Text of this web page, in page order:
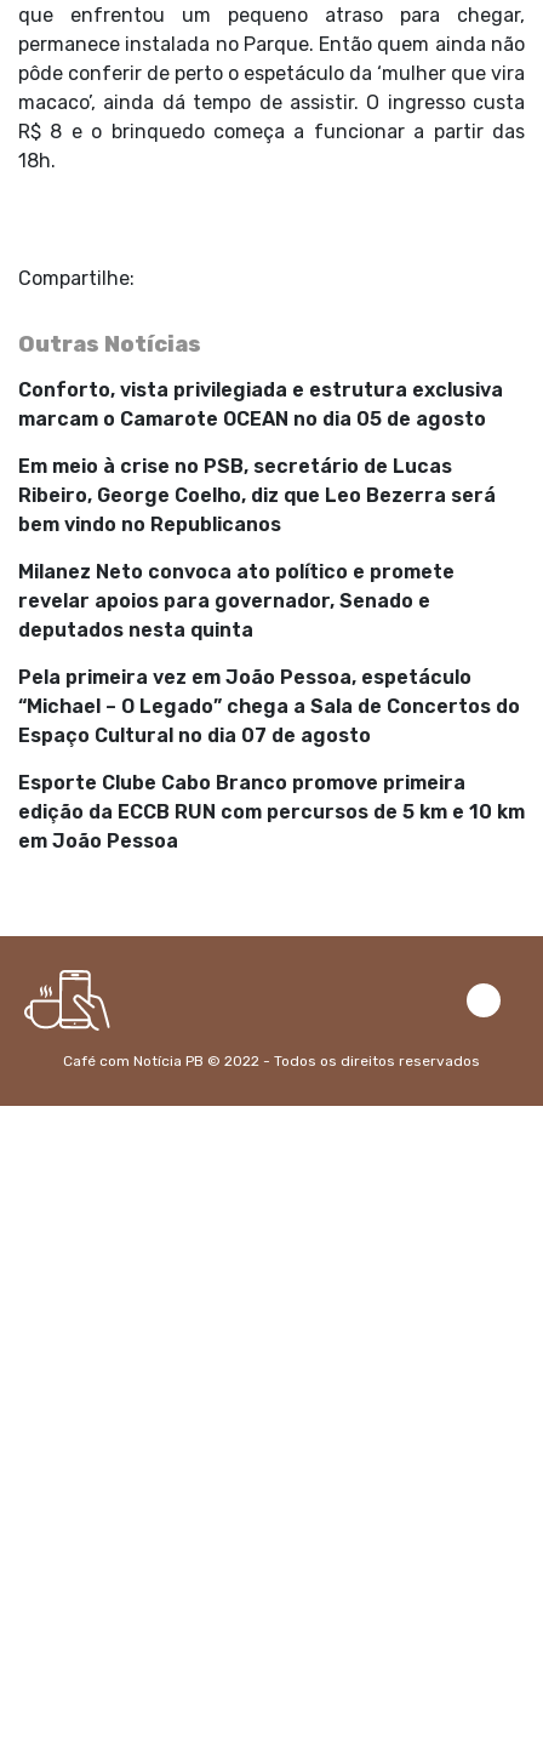
que enfrentou um pequeno atraso para chegar,
permanece instalada no Parque. Então quem ainda não
pôde conferir de perto o espetáculo da ‘mulher que vira
macaco’, ainda dá tempo de assistir. O ingresso custa
R$ 8 e o brinquedo começa a funcionar a partir das
18h.
Compartilhe:
Outras Notícias
Conforto, vista privilegiada e estrutura exclusiva
marcam o Camarote OCEAN no dia 05 de agosto
Em meio à crise no PSB, secretário de Lucas
Ribeiro, George Coelho, diz que Leo Bezerra será
bem vindo no Republicanos
Milanez Neto convoca ato político e promete
revelar apoios para governador, Senado e
deputados nesta quinta
Pela primeira vez em João Pessoa, espetáculo
“Michael – O Legado” chega a Sala de Concertos do
Espaço Cultural no dia 07 de agosto
Esporte Clube Cabo Branco promove primeira
edição da ECCB RUN com percursos de 5 km e 10 km
em João Pessoa
Café com Notícia PB © 2022 - Todos os direitos reservados